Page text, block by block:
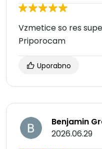
Vzmetice so res
Priporocam
Uporabno
Benjamin
2026.06.29